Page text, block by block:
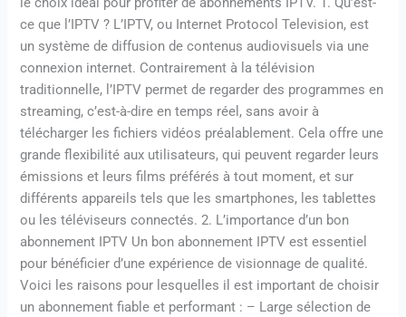
ce que l’IPTV ? L’IPTV, ou Internet Protocol Television, est
un système de diffusion de contenus audiovisuels via une
connexion internet. Contrairement à la télévision
traditionnelle, l’IPTV permet de regarder des programmes en
streaming, c’est-à-dire en temps réel, sans avoir à
télécharger les fichiers vidéos préalablement. Cela offre une
grande flexibilité aux utilisateurs, qui peuvent regarder leurs
émissions et leurs films préférés à tout moment, et sur
différents appareils tels que les smartphones, les tablettes
ou les téléviseurs connectés. 2. L’importance d’un bon
abonnement IPTV Un bon abonnement IPTV est essentiel
pour bénéficier d’une expérience de visionnage de qualité.
Voici les raisons pour lesquelles il est important de choisir
un abonnement fiable et performant : – Large sélection de